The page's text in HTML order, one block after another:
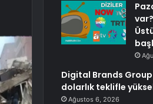
Digital Brands
dolarlık teklifle
Ağustos 6, 2026